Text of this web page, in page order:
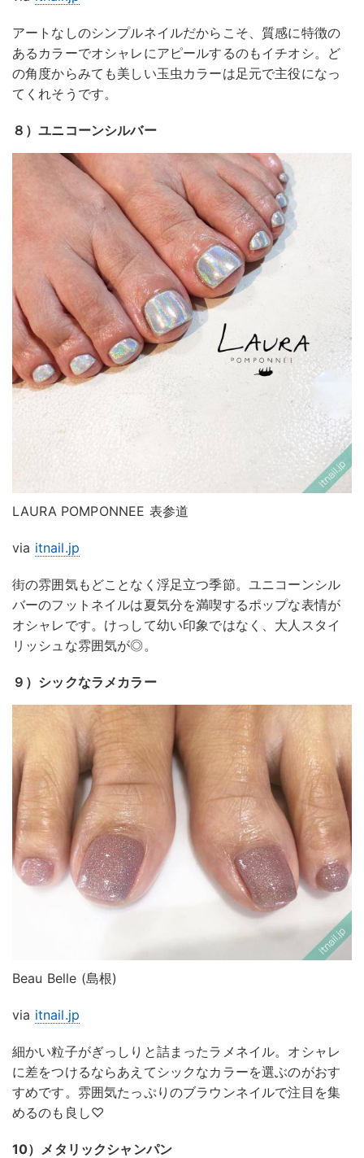
アートなしのシンプルネイルだからこそ、質感に特徴の
あるカラーでオシャレにアピールするのもイチオシ。ど
の角度からみても美しい玉虫カラーは足元で主役になっ
てくれそうです。
８）ユニコーンシルバー
LAURA POMPONNEE 表参道
via itnail.jp
街の雰囲気もどことなく浮足立つ季節。ユニコーンシル
バーのフットネイルは夏気分を満喫するポップな表情が
オシャレです。けっして幼い印象ではなく、大人スタイ
リッシュな雰囲気が◎。
９）シックなラメカラー
Beau Belle (島根)
via itnail.jp
細かい粒子がぎっしりと詰まったラメネイル。オシャレ
に差をつけるならあえてシックなカラーを選ぶのがおす
すめです。雰囲気たっぷりのブラウンネイルで注目を集
めるのも良し♡
10）メタリックシャンパン